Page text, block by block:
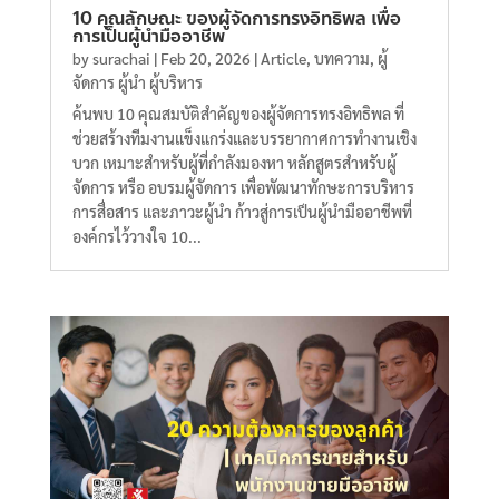
10 คุณลักษณะ ของผู้จัดการทรงอิทธิพล เพื่อ
การเป็นผู้นำมืออาชีพ
bysurachai | Feb 20, 2026 |Article, บทความ, ผู้
จัดการ ผู้นำ ผู้บริหาร
ค้นพบ 10 คุณสมบัติสำคัญของผู้จัดการทรงอิทธิพล ที่
ช่วยสร้างทีมงานแข็งแกร่งและบรรยากาศการทำงานเชิง
บวก เหมาะสำหรับผู้ที่กำลังมองหา หลักสูตรสำหรับผู้
จัดการ หรือ อบรมผู้จัดการ เพื่อพัฒนาทักษะการบริหาร
การสื่อสาร และภาวะผู้นำ ก้าวสู่การเป็นผู้นำมืออาชีพที่
องค์กรไว้วางใจ 10...